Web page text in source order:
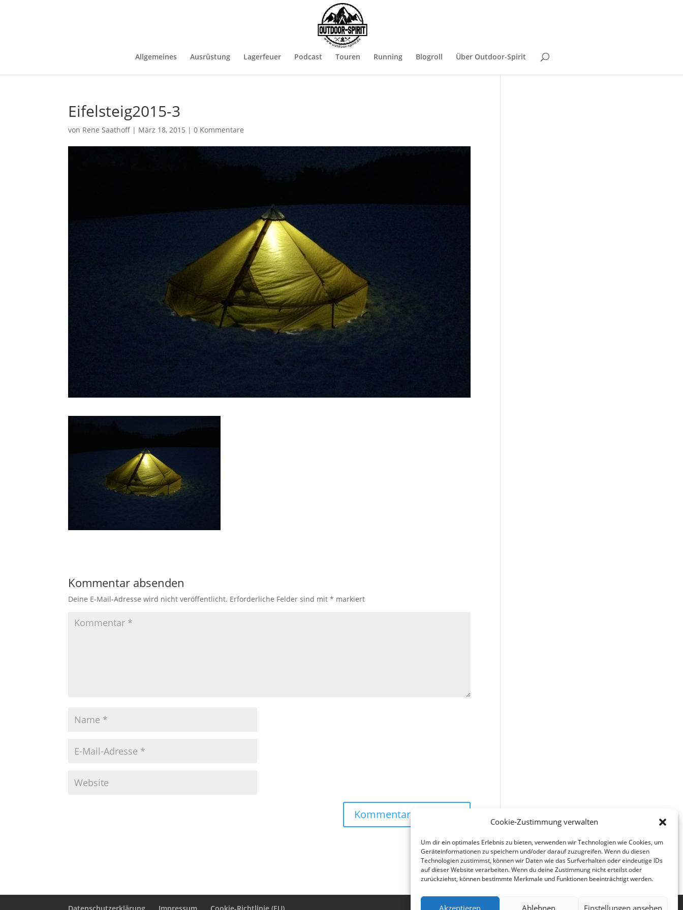
Cookie-Zustimmung verwalten
Um dir ein optimales Erlebnis zu bieten, verwenden wir Technologien wie Cookies, um
Geräteinformationen zu speichern und/oder darauf zuzugreifen. Wenn du diesen
Technologien zustimmst, können wir Daten wie das Surfverhalten oder eindeutige IDs
auf dieser Website verarbeiten. Wenn du deine Zustimmung nicht erteilst oder
zurückziehst, können bestimmte Merkmale und Funktionen beeinträchtigt werden.
Akzeptieren Ablehnen Einstellungen ansehen
Allgemeines Ausrüstung Lagerfeuer Podcast Touren Running Blogroll Über Outdoor-Spirit
Eifelsteig2015-3
von Rene Saathoff | März 18, 2015 |0 Kommentare
Kommentar absenden
Deine E-Mail-Adresse wird nicht veröffentlicht. Erforderliche Felder sind mit* markiert